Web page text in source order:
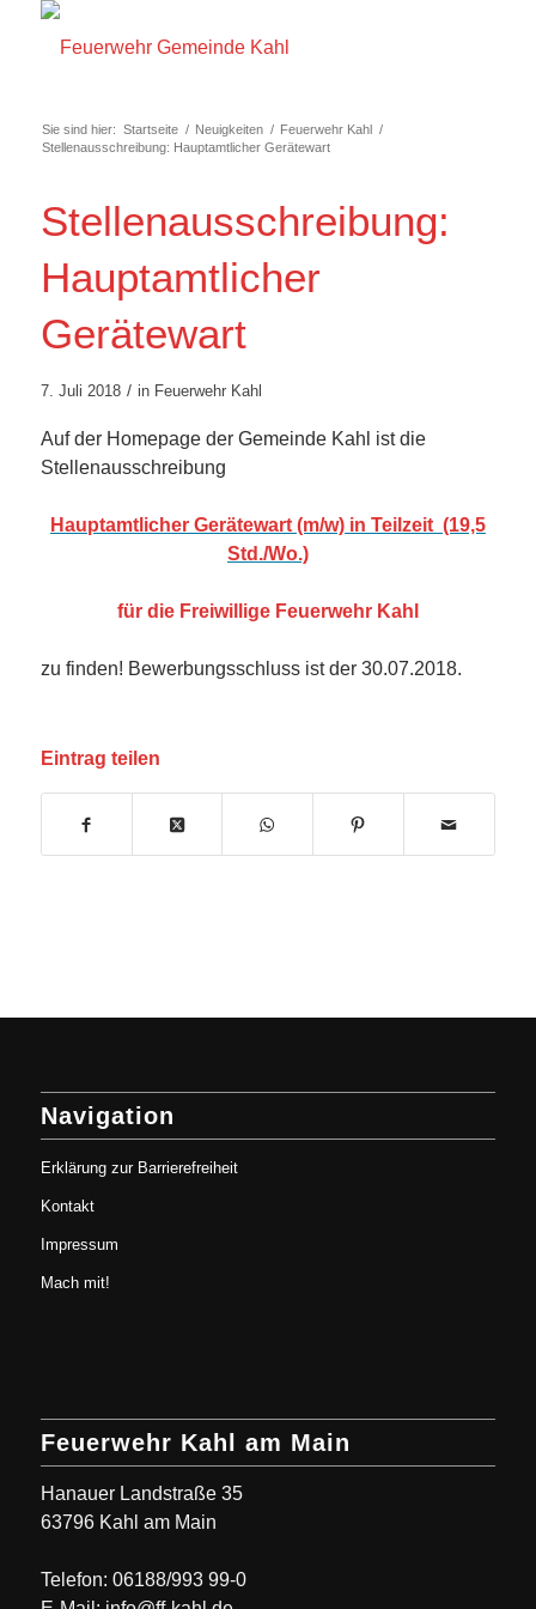
Sie sind hier: Startseite / Neuigkeiten / Feuerwehr Kahl /
Stellenausschreibung: Hauptamtlicher Gerätewart
Stellenausschreibung:
Hauptamtlicher
Gerätewart
7. Juli 2018 / in Feuerwehr Kahl
Auf der Homepage der Gemeinde Kahl ist die
Stellenausschreibung
Hauptamtlicher Gerätewart (m/w) in Teilzeit (19,5
Std./Wo.)
für die Freiwillige Feuerwehr Kahl
zu finden! Bewerbungsschluss ist der 30.07.2018.
Eintrag teilen
Navigation
Erklärung zur Barrierefreiheit
Kontakt
Impressum
Mach mit!
Feuerwehr Kahl am Main
Hanauer Landstraße 35
63796 Kahl am Main
Telefon: 06188/993 99-0